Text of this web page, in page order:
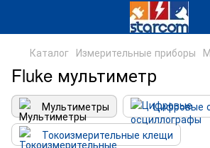
Каталог Измерительные приборы
Fluke мультиметр
Мультиметры
Цифровые
Токоизмерительные клещи